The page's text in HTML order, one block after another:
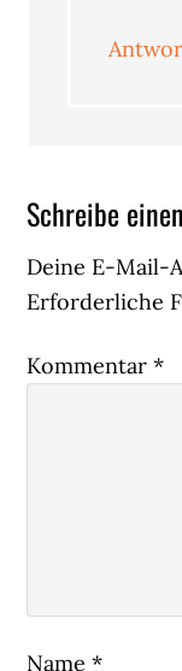
Schreibe
Deine E-Mail-
Erforderliche
Kommentar*
Name*